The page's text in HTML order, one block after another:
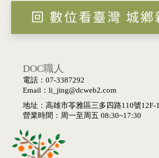
DOC職人
電話：07-3387292
Email：li_jing@dcweb2.com
地址：高雄市苓雅區三多四路110號12F-1
營業時間：周一至周五 08:30~17:30